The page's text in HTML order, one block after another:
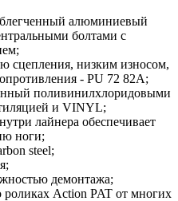
алюминиевый
болтами с
сцепления, низким износом,
- PU 72 82А;
поливинилхлоридовыми
и VINYL;
лайнера обеспечивает
ноги;
steel;
демонтажа;
Action PAT от многих